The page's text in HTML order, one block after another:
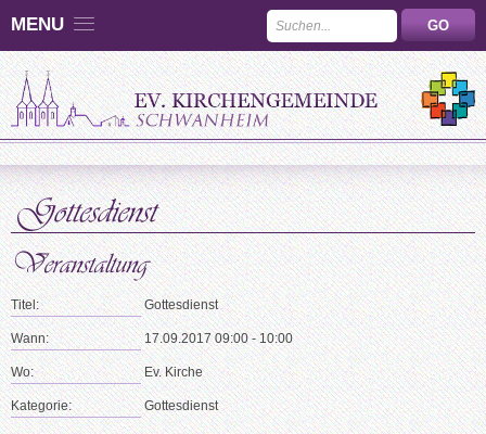
MENU
Titel: Gottesdienst
Wann: 17.09.2017 09:00 - 10:00
Wo: Ev. Kirche
Kategorie: Gottesdienst